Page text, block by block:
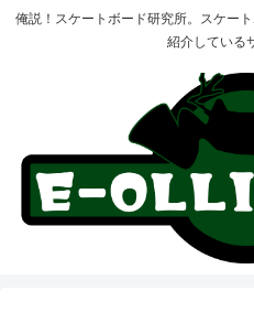
俺説！スケートボード研究所。スケー
紹介している